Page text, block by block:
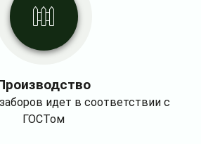
идет в соответствии с
ГОСТом